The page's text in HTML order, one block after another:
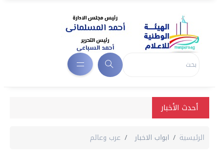
أحدث الأخبار
الرئيسية ابواب الاخبار عرب وعالم